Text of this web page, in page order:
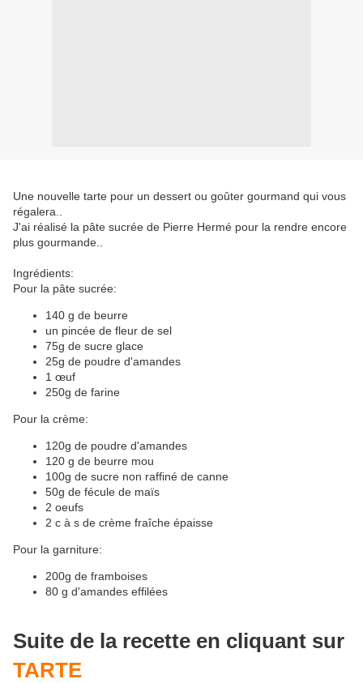
Une nouvelle tarte pour un dessert ou goûter gourmand qui vous
régalera..
J'ai réalisé la pâte sucrée de Pierre Hermé pour la rendre encore
plus gourmande..
Ingrédients:
Pour la pâte sucrée:
140 g de beurre
un pincée de fleur de sel
75g de sucre glace
25g de poudre d'amandes
1 œuf
250g de farine
Pour la crème:
120g de poudre d'amandes
120 g de beurre mou
100g de sucre non raffiné de canne
50g de fécule de maïs
2 oeufs
2 c à s de crème fraîche épaisse
Pour la garniture:
200g de framboises
80 g d'amandes effilées
Suite de la recette en cliquant sur
TARTE